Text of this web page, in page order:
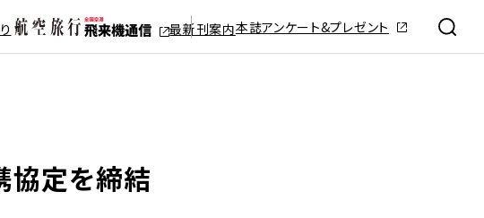
最新刊案内本誌アンケート&プレゼント
協定を締結